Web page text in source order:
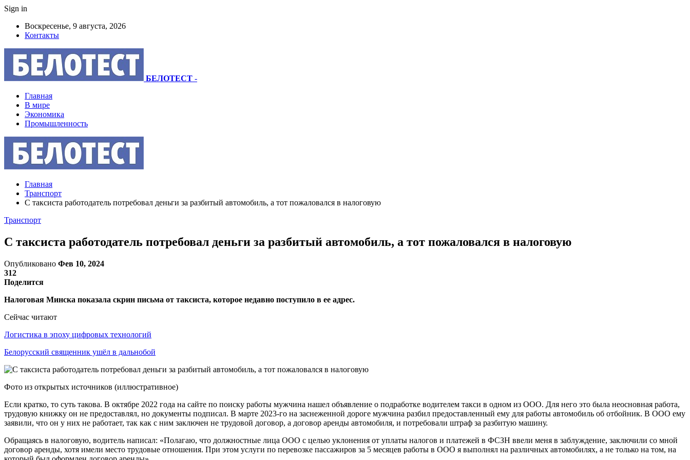
Sign in
Воскресенье, 9 августа, 2026
Контакты
БЕЛОТЕСТ -
Главная
В мире
Экономика
Промышленность
Главная
Транспорт
С таксиста работодатель потребовал деньги за разбитый автомобиль, а тот пожаловался в налоговую
Транспорт
С таксиста работодатель потребовал деньги за разбитый автомобиль, а тот пожаловался в налоговую
Опубликовано Фев 10, 2024
312
Поделится
Налоговая Минска показала скрин письма от таксиста, которое недавно поступило в ее адрес.
Сейчас читают
Логистика в эпоху цифровых технологий
Белорусский священник ушёл в дальнобой
Фото из открытых источников (иллюстративное)
Если кратко, то суть такова. В октябре 2022 года на сайте по поиску работы мужчина нашел объявление о подработке водителем такси в одном из ООО. Для него это была неосновная работа,
трудовую книжку он не предоставлял, но документы подписал. В марте 2023-го на заснеженной дороге мужчина разбил предоставленный ему для работы автомобиль об отбойник. В ООО ему
заявили, что он у них не работает, так как с ним заключен не трудовой договор, а договор аренды автомобиля, и потребовали штраф за разбитую машину.
Обращаясь в налоговую, водитель написал: «Полагаю, что должностные лица ООО с целью уклонения от уплаты налогов и платежей в ФСЗН ввели меня в заблуждение, заключили со мной
договор аренды, хотя имели место трудовые отношения. При этом услуги по перевозке пассажиров за 5 месяцев работы в ООО я выполнял на различных автомобилях, а не только на том, на